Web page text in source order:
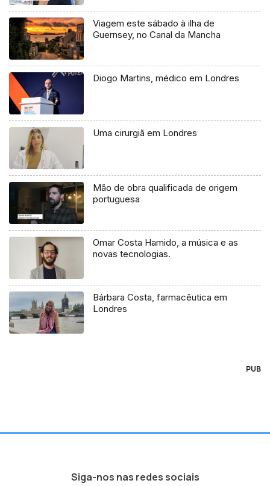
Viagem este sábado à ilha de
Guernsey, no Canal da Mancha
Diogo Martins, médico em Londres
Uma cirurgiã em Londres
Mão de obra qualificada de origem
portuguesa
Omar Costa Hamido, a música e as
novas tecnologias.
Bárbara Costa, farmacêutica em
Londres
PUB
Siga-nos nas redes sociais